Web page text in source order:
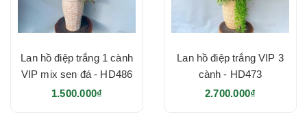
Lan hồ điệp trắng 1 cành
VIP mix sen đá - HD486
1.500.000₫
Lan hồ điệp trắng VIP 3
cành - HD473
2.700.000₫